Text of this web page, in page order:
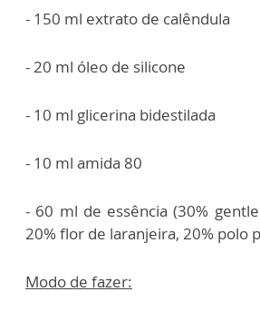
- 150 ml extrato de calêndula
- 20 ml óleo de silicone
- 10 ml glicerina bidestilada
- 10 ml amida 80
- 60 ml de essência (30%
20% flor de laranjeira, 20% polo
Modo de fazer: